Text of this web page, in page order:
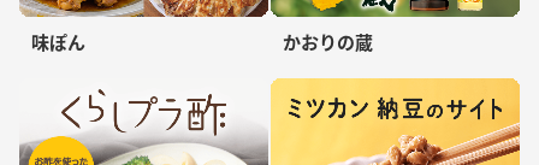
味ぽん かおりの蔵